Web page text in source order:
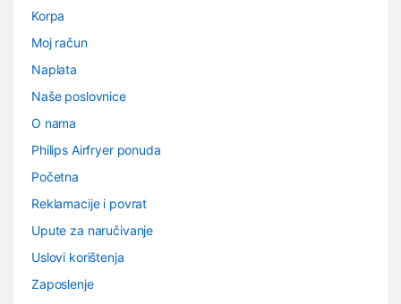
Korpa
Moj račun
Naplata
Naše poslovnice
O nama
Philips Airfryer ponuda
Početna
Reklamacije i povrat
Upute za naručivanje
Uslovi korištenja
Zaposlenje